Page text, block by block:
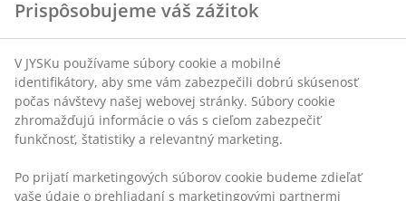
Farba:Sivá-23
výrobku pochádzajú z FSC ®-certifikovaných alebo
recyklovaných alebo iných kontrolovaných
zdrojov
Stredne tvrdý matrac
poskytuje vyváženú oporu a miernu prispôsobivosť. Aj
identifikátory, aby sme vám zabezpečili dobrú
skúsenosť počas návštevy našej webovej stránky.
Súbory cookie zhromažďujú informácie o vás s cieľom
zabezpečiť funkčnosť, štatistiky a relevantný marketing.
Po prijatí marketingových súborov cookie budeme
zdieľať vaše údaje o prehliadaní s marketingovými
partnermi (napr. Google, Meta a TikTok) na účely
prispôsobených a statických reklám. Viac o účeloch si
môžete prečítať v časti „Upraviť“ a svoj súhlas môžete